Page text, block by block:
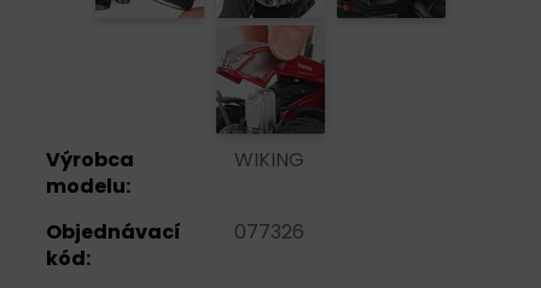
Výrobca
modelu:
WIKING
Objednávací
kód:
077326